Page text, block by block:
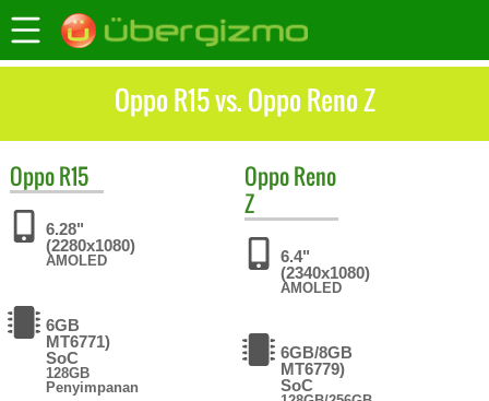
Oppo R15 vs. Oppo Reno Z
OppoR15
6.28"
(2280x1080)
AMOLED
6GB
MT6771)
SoC
128GB
Penyimpanan
OppoReno
Z
6.4"
(2340x1080)
AMOLED
6GB/8GB
MT6779)
SoC